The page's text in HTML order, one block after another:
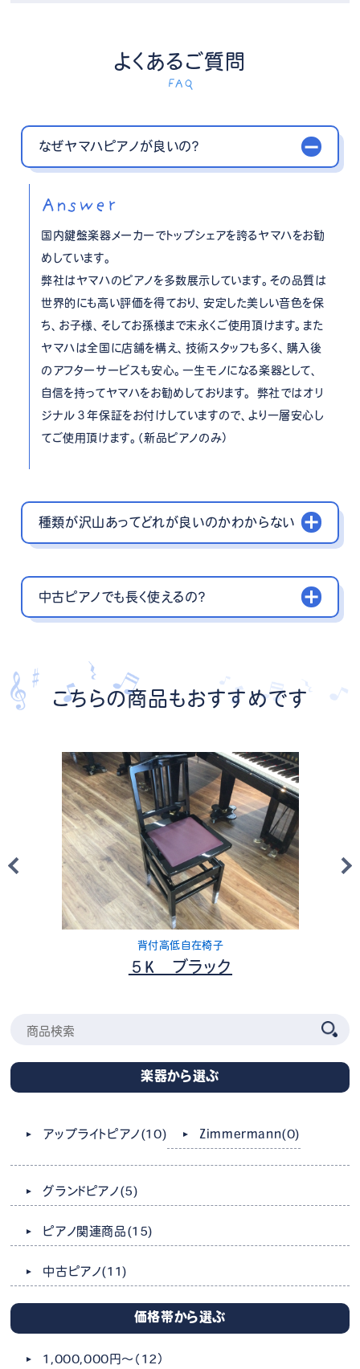
楽器から選ぶ
アップライトピアノ (10) Zimmermann(0)
グランドピアノ (5)
ピアノ関連商品 (15)
中古ピアノ(11)
価格帯から選ぶ
1,000,000円～ （12）
よくあるご質問
FAQ
なぜヤマハピアノが良いの？
Answer
国内鍵盤楽器メーカーでトップシェアを誇るヤマハをお勧
めしています。
弊社はヤマハのピアノを多数展示しています。その品質は
世界的にも高い評価を得ており、安定した美しい音色を保
ち、お子様、そしてお孫様まで末永くご使用頂けます。また
ヤマハは全国に店舗を構え、技術スタッフも多く、購入後
のアフターサービスも安心。一生モノになる楽器として、
自信を持ってヤマハをお勧めしております。 弊社ではオリ
ジナル３年保証をお付けしていますので、より一層安心し
てご使用頂けます。（新品ピアノのみ）
種類が沢山あってどれが良いのかわからない
中古ピアノでも長く使えるの？
こちらの商品もおすすめです
背付高低自在椅子
５K ブラック